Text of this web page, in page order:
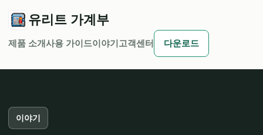
유리트 가계부
제품 소개사용 가이드이야기 고객센터 다운로드
이야기